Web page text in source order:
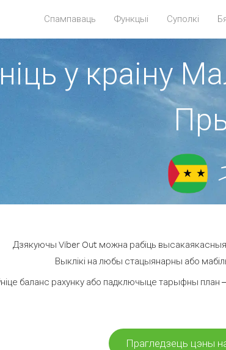
Спампаваць Функцыі Суполкі
у краіну
Дзякуючы Viber Out можна рабіць высакаякасныя
Выклікі на любы стацыянарны або
баланс рахунку або падключыце тарыфны план
Прагледзець цэны на